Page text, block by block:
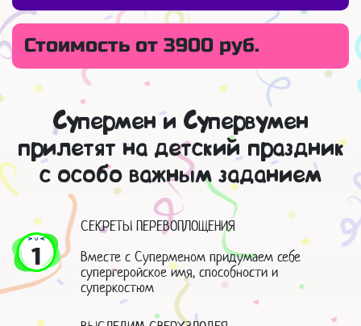
Стоимость от 3900 руб.
Супермен и Супервумен
прилетят на детский праздник
с особо важным заданием
1
СЕКРЕТЫ ПЕРЕВОПЛОЩЕНИЯ
Вместе с Суперменом придумаем себе
супергеройское имя, способности и
суперкостюм